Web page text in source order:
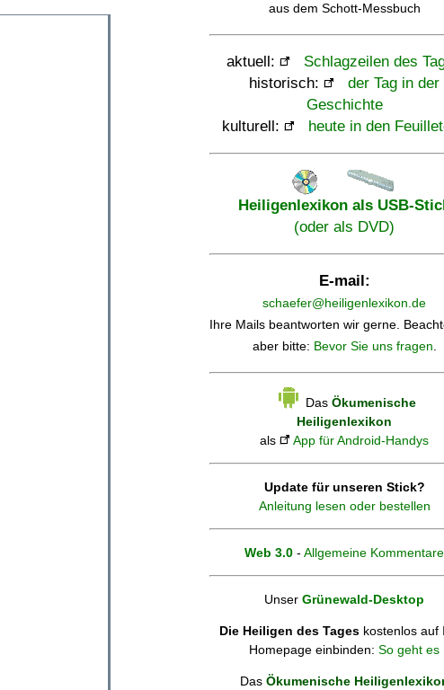
aus dem Schott-Messbuch
aktuell:
Schlagzeilen des
historisch:
der Tag in der
Geschichte
kulturell:
heute in den
Heiligenlexikon als USB-
(oder als DVD)
E-mail:
schaefer@heiligenlexikon.de
Ihre Mails beantworten wir gerne.
aber bitte: Bevor Sie uns fragen.
Das Ökumenische
Heiligenlexikon
als
App für Android-Handys
Update für unseren Stick?
Anleitung lesen oder bestellen
Web 3.0 - Allgemeine Kommentare
Unser Grünewald-Desktop
Die Heiligen des Tages kostenlos auf
Homepage einbinden: So geht es
Das Ökumenische